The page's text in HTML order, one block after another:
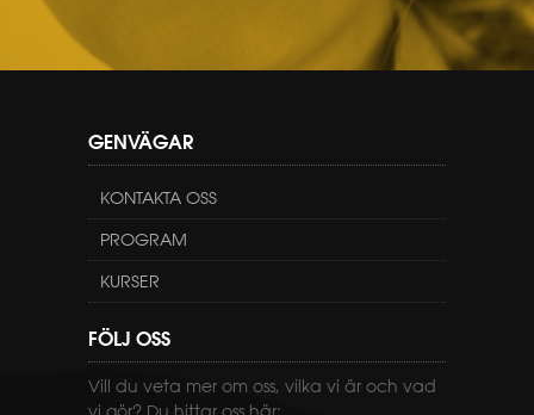
GENVÄGAR
KONTAKTA OSS
PROGRAM
KURSER
FÖLJ OSS
Vill du veta mer om oss, vilka vi är och vad